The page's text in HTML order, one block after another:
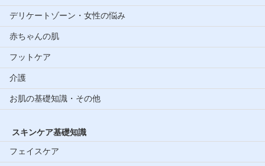
デリケートゾーン・女性の悩み
赤ちゃんの肌
フットケア
介護
お肌の基礎知識・その他
スキンケア基礎知識
フェイスケア